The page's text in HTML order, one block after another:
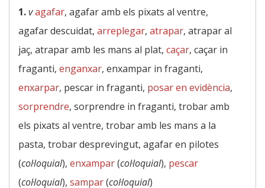
1.vagafar, agafar amb els pixats al ventre,
agafar descuidat, arreplegar, atrapar, atrapar al
jaç, atrapar amb les mans al plat, caçar, caçar in
fraganti, enganxar, enxampar in fraganti,
enxarpar, pescar in fraganti, posar en evidència,
sorprendre, sorprendre in fraganti, trobar amb
els pixats al ventre, trobar amb les mans a la
pasta, trobar desprevingut, agafar en pilotes
(col·loquial), enxampar(col·loquial), pescar
(col·loquial), sampar(col·loquial)